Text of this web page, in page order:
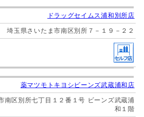
ドラッグセイムス浦和別所店
埼玉県さいたま市南区別所７－１９－２２
薬マツモトキヨシビーンズ武蔵浦和店
南区別所七丁目１２番１号 ビーンズ武蔵浦
和１階